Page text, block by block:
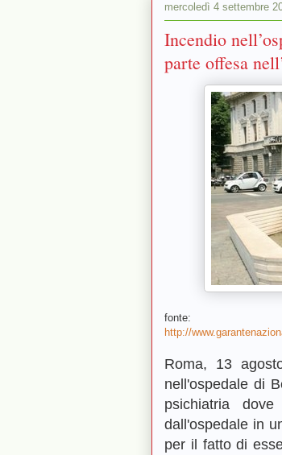
mercoledì 4 settembre
Incendio
parte offesa
fonte:
http://
Roma, 13
nell'ospedale di
psichiatria
dall'ospedale in
per il fatto di